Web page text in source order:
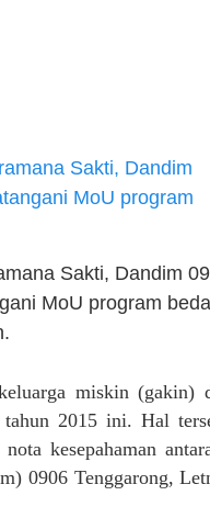
Sakti, Dandim
MoU program
miskin (gakin)
2015 ini. Hal
kesepahaman
0906 Tenggarong,